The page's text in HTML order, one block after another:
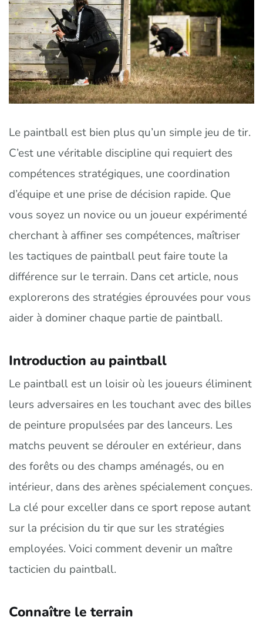
Le paintball est bien plus qu’un simple jeu de tir.
C’est une véritable discipline qui requiert des
compétences stratégiques, une coordination
d’équipe et une prise de décision rapide. Que
vous soyez un novice ou un joueur expérimenté
cherchant à affiner ses compétences, maîtriser
les tactiques de paintball peut faire toute la
différence sur le terrain. Dans cet article, nous
explorerons des stratégies éprouvées pour vous
aider à dominer chaque partie de paintball.
Introduction au paintball
Le paintball est un loisir où les joueurs éliminent
leurs adversaires en les touchant avec des billes
de peinture propulsées par des lanceurs. Les
matchs peuvent se dérouler en extérieur, dans
des forêts ou des champs aménagés, ou en
intérieur, dans des arènes spécialement conçues.
La clé pour exceller dans ce sport repose autant
sur la précision du tir que sur les stratégies
employées. Voici comment devenir un maître
tacticien du paintball.
Connaître le terrain